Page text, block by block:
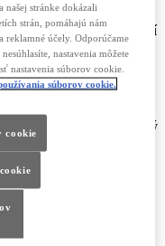
Euro NCAP
Tento crossover teda patrí
v oblasti ochrany
najlepší v ochrane
núdzového
Safety System+, ktorý
Okrem toho sa
pasívnej bezpečnosti
GA-C (Global
výbave.
našej stránke dokázali
strán, pomáhajú nám
účely. Odporúčame
nastavenia môžete
nastavenia súborov cookie.
súborov cookie.
cookie